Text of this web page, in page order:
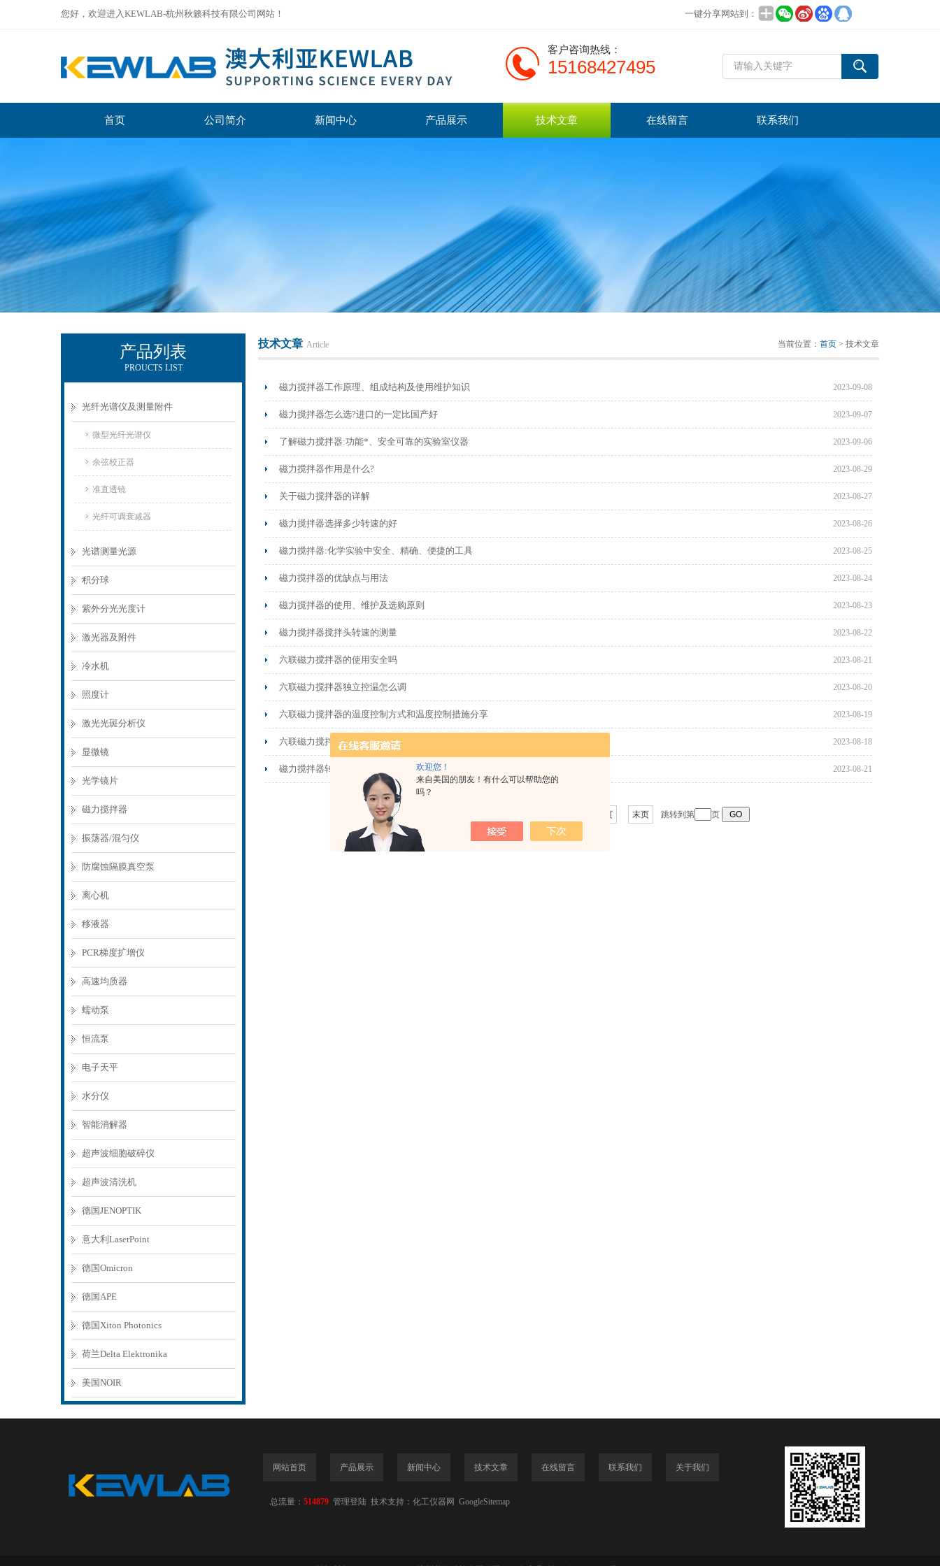
欢迎您！
来自美国的朋友！有什么可以帮助您的
吗？
您好，欢迎进入KEWLAB-杭州秋籁科技有限公司网站！ 一键分享网站到：
客户咨询热线：
15168427495
首页 公司简介 新闻中心 产品展示 技术文章 在线留言 联系我们
产品列表
PROUCTS LIST
光纤光谱仪及测量附件
微型光纤光谱仪
余弦校正器
准直透镜
光纤可调衰减器
光谱测量光源
积分球
紫外分光光度计
激光器及附件
冷水机
照度计
激光光斑分析仪
显微镜
光学镜片
磁力搅拌器
振荡器/混匀仪
防腐蚀隔膜真空泵
离心机
移液器
PCR梯度扩增仪
高速均质器
蠕动泵
恒流泵
电子天平
水分仪
智能消解器
超声波细胞破碎仪
超声波清洗机
德国JENOPTIK
意大利LaserPoint
德国Omicron
德国APE
德国Xiton Photonics
荷兰Delta Elektronika
美国NOIR
技术文章 Article 当前位置： 首页 > 技术文章
磁力搅拌器工作原理、组成结构及使用维护知识 2023-09-08
磁力搅拌器怎么选?进口的一定比国产好 2023-09-07
了解磁力搅拌器:功能*、安全可靠的实验室仪器 2023-09-06
磁力搅拌器作用是什么? 2023-08-29
关于磁力搅拌器的详解 2023-08-27
磁力搅拌器选择多少转速的好 2023-08-26
磁力搅拌器:化学实验中安全、精确、便捷的工具 2023-08-25
磁力搅拌器的优缺点与用法 2023-08-24
磁力搅拌器的使用、维护及选购原则 2023-08-23
磁力搅拌器搅拌头转速的测量 2023-08-22
六联磁力搅拌器的使用安全吗 2023-08-21
六联磁力搅拌器独立控温怎么调 2023-08-20
六联磁力搅拌器的温度控制方式和温度控制措施分享 2023-08-19
六联磁力搅拌器电机安装 2023-08-18
磁力搅拌器转速异常原因 2023-08-21
共 269 条记录，当前 8 / 18 页 下一页 末页 跳转到第 页
网站首页 产品展示 新闻中心 技术文章 在线留言 联系我们 关于我们
总流量： 514879 管理登陆 技术支持： 化工仪器网 GoogleSitemap